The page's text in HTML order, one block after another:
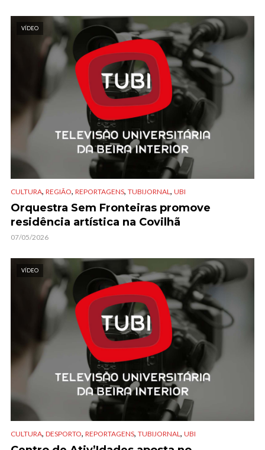
VÍDEO
CULTURA, REGIÃO, REPORTAGENS, TUBIJORNAL, UBI
Orquestra Sem Fronteiras promove
residência artística na Covilhã
07/05/2026
VÍDEO
CULTURA, DESPORTO, REPORTAGENS, TUBIJORNAL, UBI